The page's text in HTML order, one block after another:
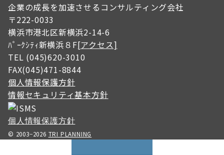
企業の成長を加速させるコンサルティング会社
〒222-0033
横浜市港北区新横浜2-14-6
ﾊﾟｰｸｼﾃｨ新横浜８F[アクセス]
TEL (045)620-3010
FAX(045)471-8844
個人情報保護方針
情報セキュリティ基本方針
個人情報保護方針
© 2003−2026 TRI PLANNING